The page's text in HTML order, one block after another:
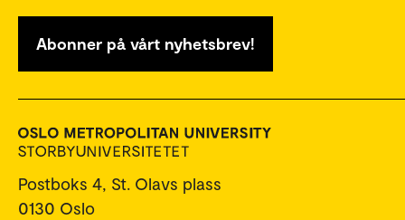
Abonner på vårt nyhetsbrev!
Postboks 4, St. Olavs plass
0130 Oslo